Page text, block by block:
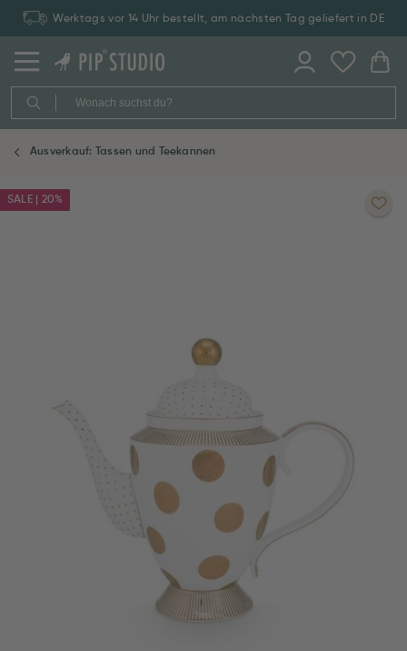
Werktags vor 14 Uhr bestellt, am nächsten Tag geliefert in DE
Ausverkauf: Tassen und Teekannen
SALE | 20%